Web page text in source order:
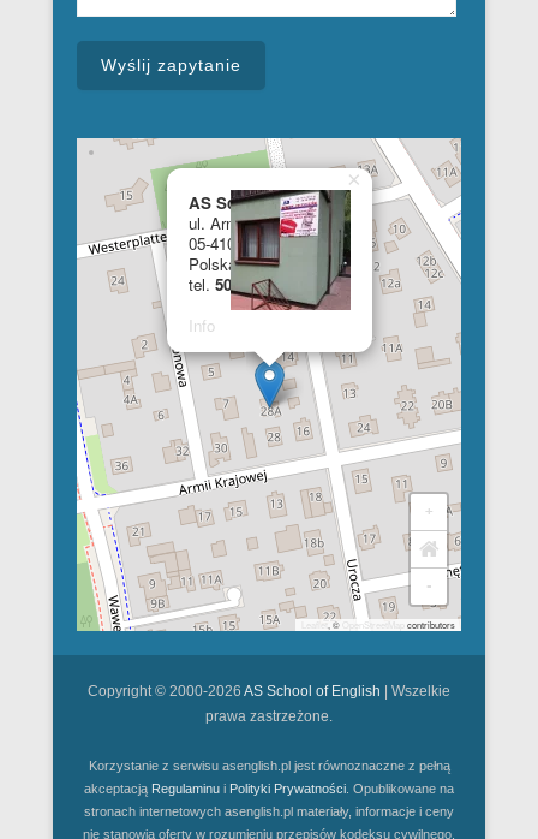
AS School of English
ul. Armii Krajowej 28a
05-410 Józefów
Polska
tel. 508 348 681
Info
×
+
-
, © OpenStreetMap contributors
Copyright © 2000-2026 AS School of English | Wszelkie
prawa zastrzeżone.
Korzystanie z serwisu asenglish.pl jest równoznaczne z pełną
akceptacją Regulaminu i Polityki Prywatności . Opublikowane na
stronach internetowych asenglish.pl materiały, informacje i ceny
nie stanowią oferty w rozumieniu przepisów kodeksu cywilnego.